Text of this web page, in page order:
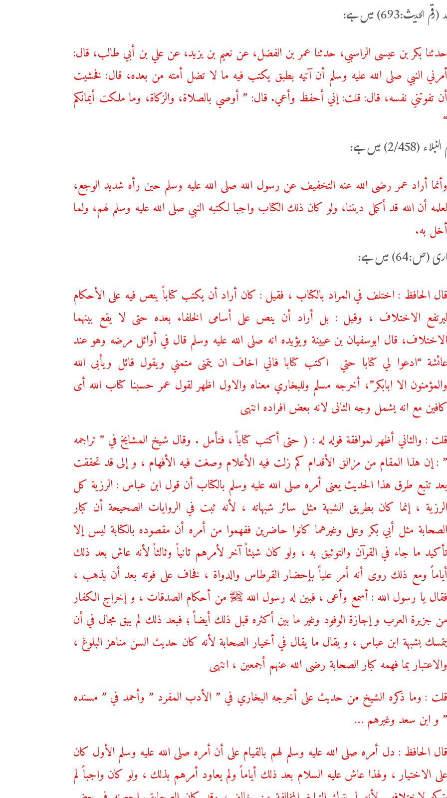
میں ہے:
حدثنا بكر بن عيسى الراسبي، حدثنا عمر بن الفضل، عن نعيم بن يزيد، عن علي بن أبي طالب، قال:
أمرني النبي صلى الله عليه وسلم أن آتيه ‌بطبق يكتب فيه ما لا تضل أمته من بعده، قال: فخشيت
أن تفوتني نفسه، قال: قلت: إني أحفظ وأعي. قال: ” أوصي بالصلاة، والزكاة، وما ملكت أيمانكم
“
458) میں ہے:
وأنما أراد عمر رضى الله عنه التخفيف عن رسول الله صلى الله عليه وسلم حين رأه شديد الوجع،
لعلمه أن الله قد أكمل ديننا، ولو كان ذلك الكتاب واجبا لكتبه النبي صلى الله عليه وسلم لهم، ولما
أخل به.
میں ہے:
قال الحافظ : اختلف في المراد بالكتاب ، فقيل : كان أراد أن يكتب كتاباً ينص فيه على الأحكام
ليرتفع الاختلاف ، وقيل : بل أراد أن ينص على أسامى الخلفاء بعده حتى لا يقع بينهما
الاختلاف، قال ابوسفيان بن عيينة ويؤيده انه صلى الله عليه وسلم قال في أوائل مرضه وهو عند
عائشة “ادعوا لي كتابا حتي اكتب كتابا فاني اخاف ان يتمنى متمني ويقول قائل ويأبى الله
والمؤمنون الا ابابكر”، أخرجه مسلم وللبخاري معناه والاول اظهر لقول عمر حسبنا كتاب الله أى
كافين مع انه يشمل وجه الثانى لانه بعض افراده انتهى
قلت : والثاني أظهر لموافقة قوله له : ( حتى أكتب كتاباً ، فتأمل . وقال شيخ المشايخ في ” تراجمه
” : إن هذا المقام من مزالق الأقدام كم زلت فيه الأعلام وصغت فيه الأفهام ، و إلى قد تحققت
بعد تتبع طرق هذا الحديث يعنى أمره صلى الله عليه وسلم بالكتاب أن قول ابن عباس : الرزية كل
الرزية ، إنما كان بطريق الشبهة مثل سائر شبهاته ، لأنه ثبت في الروايات الصحيحة أن كبار
الصحابة مثل أبي بكر وعلى وغيرهما كانوا حاضرين ففهموا من أمره أن مقصوده بالكتابة ليس إلا
تأكيد ما جاء في القرآن والتوثيق به ، ولو كان شيئاً آخر لأمرهم ثانياً وثالثاً لأنه عاش بعد ذلك
أياماً ومع ذلك روى أنه أمر علياً بإحضار القرطاس والدواة ، فخاف على فوته بعد أن يذهب ،
فقال يا رسول الله : أسمع وأعى ، فبين له رسول الله ﷺ من أحكام الصدقات ، و إخراج الكفار
من جزيرة العرب و إجازة الوفود وغير ما بين أكثره قبل ذلك أيضاً ؛ فبعد ذلك لم يبق مجال في أن
يتمسك بشبهة ابن عباس ، و يقال ما يقال في أخيار الصحابة لأنه كان حديث السن مناهز البلوغ ،
والاعتبار بما فهمه كبار الصحابة رضى الله عنهم أجمعين ، انتهى
قلت : وما ذكره الشيخ من حديث على أخرجه البخاري في ” الأدب المفرد ” وأحمد في ” مسنده
” و ابن سعد وغيرهم …
قال الحافظ : دل أمره صلى الله عليه وسلم لهم بالقيام على أن أمره صلى الله عليه وسلم الأول كان
على الاختيار ، ولهذا عاش عليه السلام بعد ذلك أياماً ولم يعاود أمرهم بذلك ، ولو كان واجباً لم